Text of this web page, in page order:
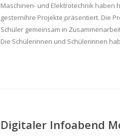
Maschinen- und Elektrotechnik haben
gesternihre Projekte präsentiert. Die
Schüler gemeinsam in
Die Schülerinnen und Schülerinnen
Digitaler Infoabend